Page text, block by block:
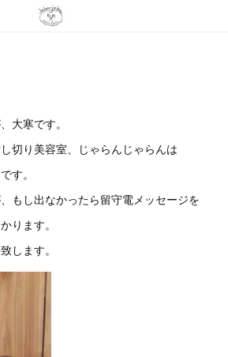
大寒です。
切り美容室、じゃらんじゃらんは
す。
もし出なかったら留守電メッセージを
ります。
します。